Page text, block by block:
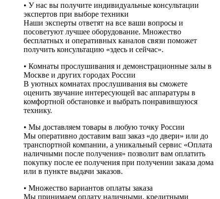
• У нас вы получите индивидуальные консультации
экспертов при выборе техники
Наши эксперты ответят на все ваши вопросы и
посоветуют лучшее оборудование. Множество
бесплатных и оперативных каналов связи поможет
получить консультацию «здесь и сейчас».
• Комнаты прослушивания и демонстрационные залы в
Москве и других городах России
В уютных комнатах прослушивания вы сможете
оценить звучание интересующей вас аппаратуры в
комфортной обстановке и выбрать понравившуюся
технику.
• Мы доставляем товары в любую точку России
Мы оперативно доставим ваш заказ «до двери» или до
транспортной компании, а уникальный сервис «Оплата
наличными после получения» позволит вам оплатить
покупку после ее получения при получении заказа дома
или в пункте выдачи заказов.
• Множество вариантов оплаты заказа
Мы принимаем оплату наличными, кредитными